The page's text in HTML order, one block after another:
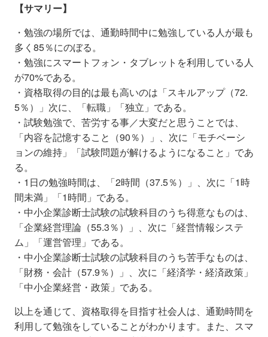
【サマリー】
・勉強の場所では、通勤時間中に勉強している人が最も
多く85％にのぼる。
・勉強にスマートフォン・タブレットを利用している人
が70%である。
・資格取得の目的は最も高いのは「スキルアップ（72.
5％）」次に、「転職」「独立」である。
・試験勉強で、苦労する事／大変だと思うことでは、
「内容を記憶すること（90％）」、次に「モチベーシ
ョンの維持」「試験問題が解けるようになること」であ
る。
・1日の勉強時間は、「2時間（37.5％）」、次に「1時
間未満」「1時間」である。
・中小企業診断士試験の試験科目のうち得意なものは、
「企業経営理論（55.3％）」、次に「経営情報システ
ム」「運営管理」である。
・中小企業診断士試験の試験科目のうち苦手なものは、
「財務・会計（57.9％）」、次に「経済学・経済政策」
「中小企業経営・政策」である。
以上を通じて、資格取得を目指す社会人は、通勤時間を
利用して勉強をしていることがわかります。また、スマ